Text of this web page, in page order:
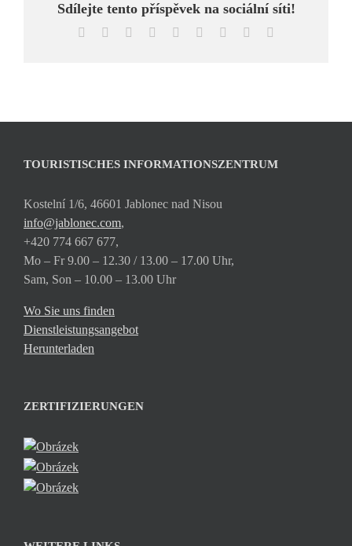
Sdílejte tento příspěvek na sociální síti!
Facebook Reddit LinkedInWhatsApp
TumblrPinterest
TOURISTISCHES INFORMATIONSZENTRUM
Kostelní 1/6, 46601 Jablonec nad Nisou
info@jablonec.com,
+420 774 667 677,
Mo – Fr 9.00 – 12.30 / 13.00 – 17.00 Uhr,
Sam, Son – 10.00 – 13.00 Uhr
Wo Sie uns finden
Dienstleistungsangebot
Herunterladen
ZERTIFIZIERUNGEN